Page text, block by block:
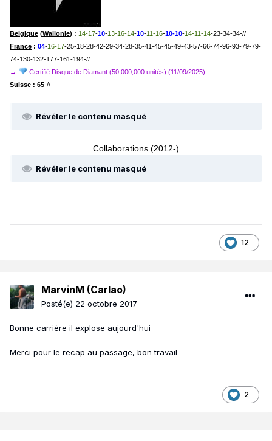
Belgique (Wallonie) : 14-17-10-13-16-14-10-11-16-10-10-14-11-14-23-34-34-//
France : 04-16-17-25-18-28-42-29-34-28-35-41-45-45-49-43-57-66-74-96-93-79-79-
74-130-132-177-161-194-//
→
Certifié Disque de Diamant (50,000,000 unités) (11/09/2025)
Suisse : 65-//
Révéler le contenu masqué
Collaborations (2012-)
Révéler le contenu masqué
12
MarvinM (Carlao)
Posté(e) 22 octobre 2017
Bonne carrière il explose aujourd'hui
Merci pour le recap au passage, bon travail
2